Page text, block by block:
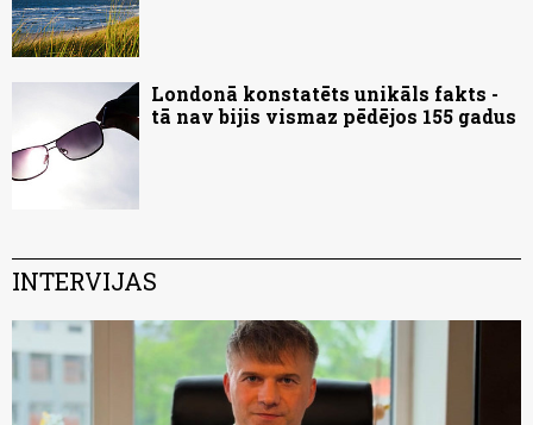
Londonā konstatēts unikāls fakts -
tā nav bijis vismaz pēdējos 155 gadus
INTERVIJAS